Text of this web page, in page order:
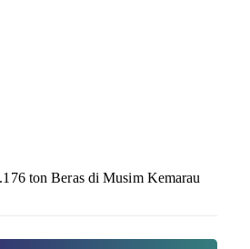
ton Beras di Musim Kemarau